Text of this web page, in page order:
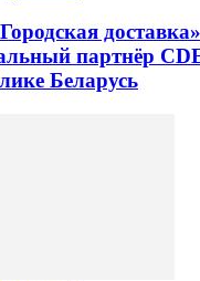
партнёр
Беларусь